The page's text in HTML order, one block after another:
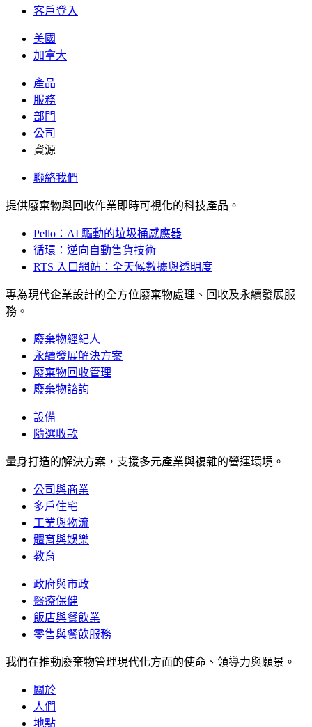
客戶登入
美國
加拿大
產品
服務
部門
公司
資源
聯絡我們
提供廢棄物與回收作業即時可視化的科技產品。
Pello：AI 驅動的垃圾桶感應器
循環：逆向自動售貨技術
RTS 入口網站：全天候數據與透明度
專為現代企業設計的全方位廢棄物處理、回收及永續發展服
務。
廢棄物經紀人
永續發展解決方案
廢棄物回收管理
廢棄物諮詢
設備
隨選收款
量身打造的解決方案，支援多元產業與複雜的營運環境。
公司與商業
多戶住宅
工業與物流
體育與娛樂
教育
政府與市政
醫療保健
飯店與餐飲業
零售與餐飲服務
我們在推動廢棄物管理現代化方面的使命、領導力與願景。
關於
人們
地點